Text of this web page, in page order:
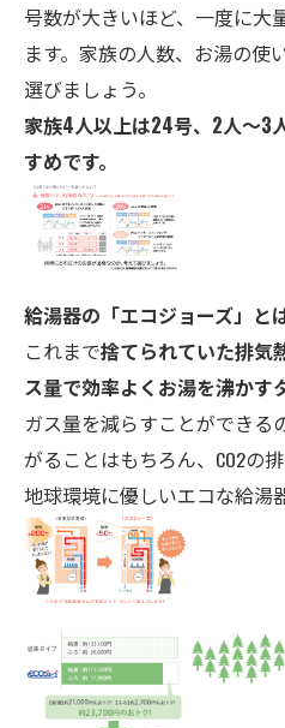
号数が大きいほど、一度に大
ます。家族の人数、お湯の使
選びましょう。
家族4人以上は24号、2人～3
すめです。
給湯器の「エコジョーズ」と
これまで捨てられていた排気
ス量で効率よくお湯を沸かす
ガス量を減らすことができる
がることはもちろん、CO2の
地球環境に優しいエコな給湯